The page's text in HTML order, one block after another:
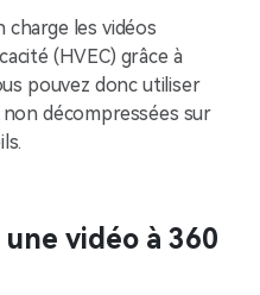
charge les vidéos
(HVEC) grâce à
pouvez donc utiliser
décompressées sur
vidéo à 360